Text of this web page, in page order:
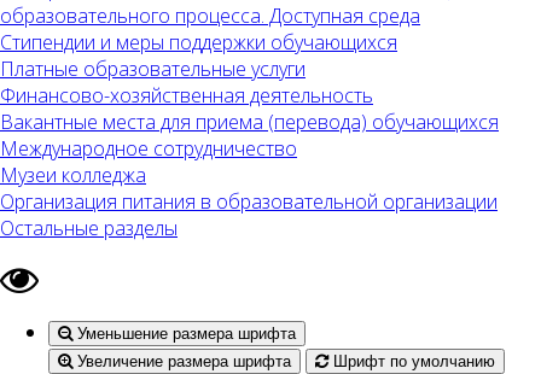
образовательного процесса. Доступная среда
Стипендии и меры поддержки обучающихся
Платные образовательные услуги
Финансово-хозяйственная деятельность
Вакантные места для приема (перевода) обучающихся
Международное сотрудничество
Музеи колледжа
Организация питания в образовательной организации
Остальные разделы
Уменьшение размера шрифта
Увеличение размера шрифта
Шрифт по умолчанию